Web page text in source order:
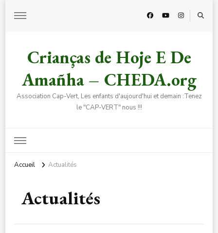
Crianças de Hoje E De
Amañha – CHEDA.org
Association Cap-Vert, Les enfants d'aujourd'hui et demain :Tenez
le "CAP-VERT" nous !!!
Accueil Actualités
Actualités